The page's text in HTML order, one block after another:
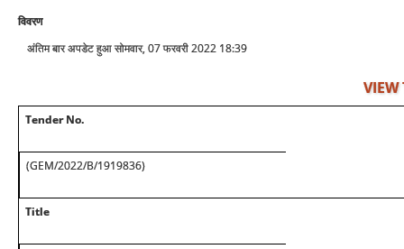
विवरण
अंतिम बार अपडेट हुआ सोमवार, 07 फरवरी 2022 18:39
VIEW
Tender No.
(GEM/2022/B/1919836)
Title